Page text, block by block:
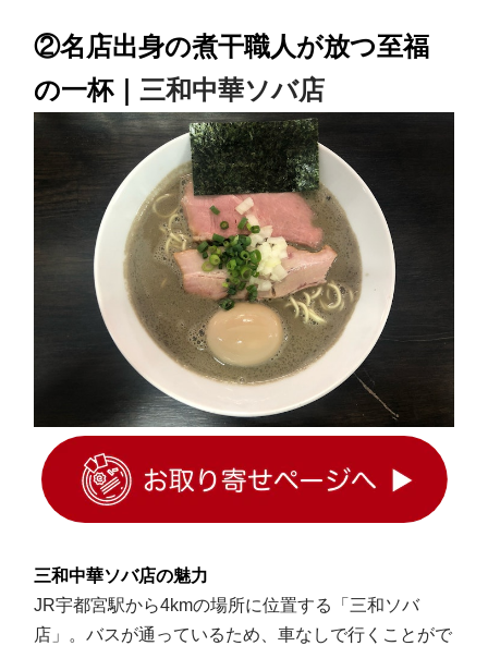
②名店出身の煮干職人が放つ至福
の一杯｜ 三和中華ソバ店
三和中華ソバ店の魅力
JR宇都宮駅から4kmの場所に位置する「三和ソバ
店」。バスが通っているため、車なしで行くことがで